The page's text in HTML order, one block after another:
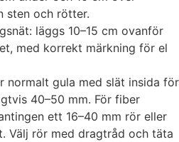
sten och rötter.
läggs 10–15 cm ovanför
med korrekt märkning för el
normalt gula med slät insida för
40–50 mm. För fiber
ett 16–40 mm rör eller
Välj rör med dragtråd och täta